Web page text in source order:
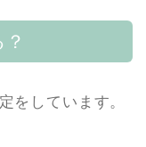
をしています。